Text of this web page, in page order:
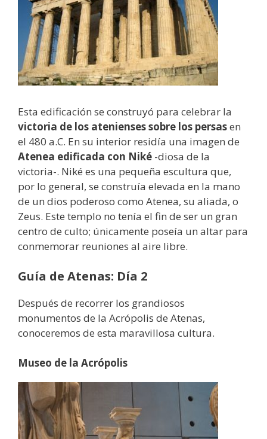
Esta edificación se construyó para celebrar la
victoria de los atenienses sobre los persasen
el 480 a.C. En su interior residía una imagen de
Atenea edificada con Niké -diosa de la
victoria-. Niké es una pequeña escultura que,
por lo general, se construía elevada en la mano
de un dios poderoso como Atenea, su aliada, o
Zeus. Este templo no tenía el fin de ser un gran
centro de culto; únicamente poseía un altar para
conmemorar reuniones al aire libre.
Guía de Atenas: Día 2
Después de recorrer los grandiosos
monumentos de la Acrópolis de Atenas,
conoceremos de esta maravillosa cultura.
Museo de la Acrópolis